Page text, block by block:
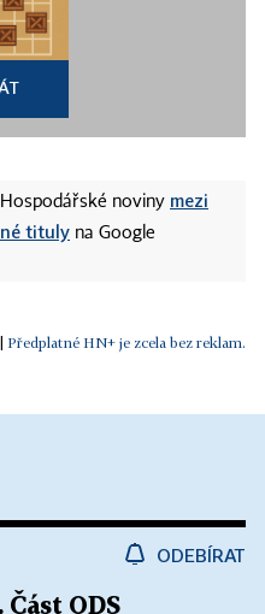
noviny mezi
tituly na Google
Předplatné HN+ je zcela bez reklam.
ODEBÍRAT
ODS